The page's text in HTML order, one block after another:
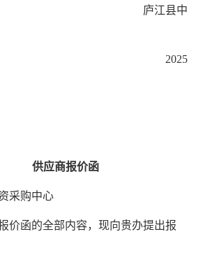
庐江县中
2025
供应商报价函
采购中心
价函的全部内容，现向贵办提出报